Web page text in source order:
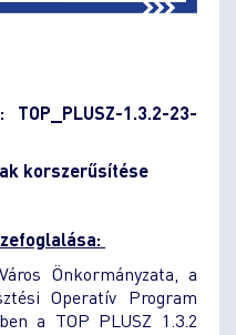
1.3.2-23-
korszerűsítése
Önkormányzata, a
Operatív Program
a TOP PLUSZ 1.3.2